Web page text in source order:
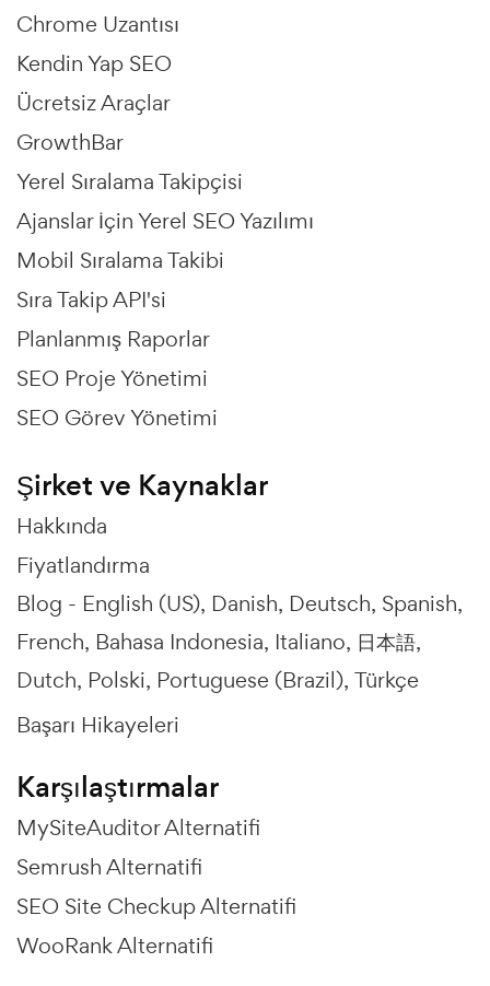
Chrome Uzantısı
Kendin Yap SEO
Ücretsiz Araçlar
GrowthBar
Yerel Sıralama Takipçisi
Ajanslar İçin Yerel SEO Yazılımı
Mobil Sıralama Takibi
Sıra Takip API'si
Planlanmış Raporlar
SEO Proje Yönetimi
SEO Görev Yönetimi
Şirket ve Kaynaklar
Hakkında
Fiyatlandırma
Blog - English (US) Danish Deutsch Spanish
French Bahasa Indonesia Italiano 日本語
Dutch Polski Portuguese (Brazil) Türkçe
Başarı Hikayeleri
Karşılaştırmalar
MySiteAuditor Alternatifi
Semrush Alternatifi
SEO Site Checkup Alternatifi
WooRank Alternatifi